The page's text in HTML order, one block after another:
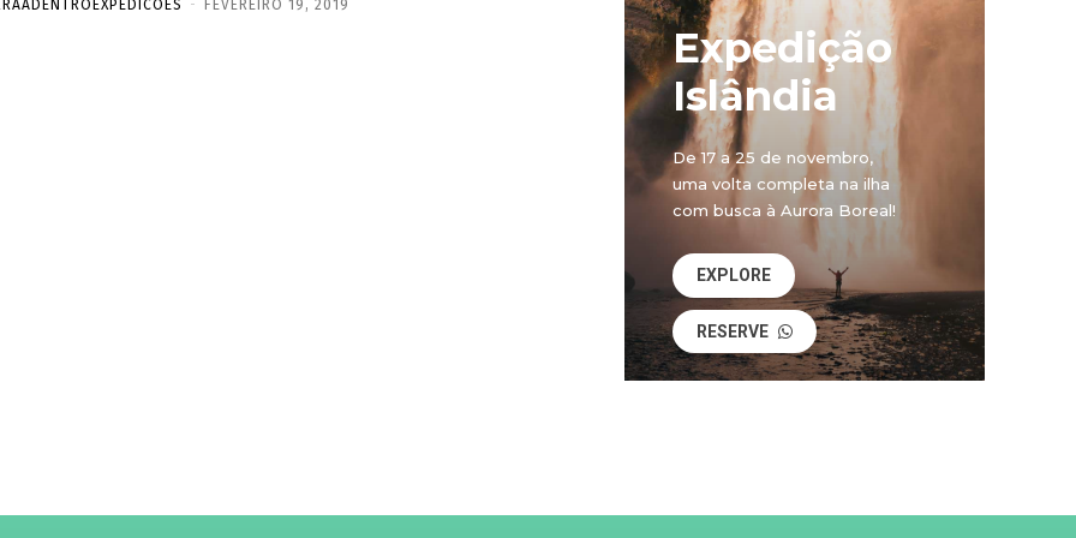
- FEVEREIRO 19, 2019
Expedição
Islândia
De 17 a 25 de novembro,
uma volta completa na ilha
com busca à Aurora Boreal!
EXPLORE
RESERVE